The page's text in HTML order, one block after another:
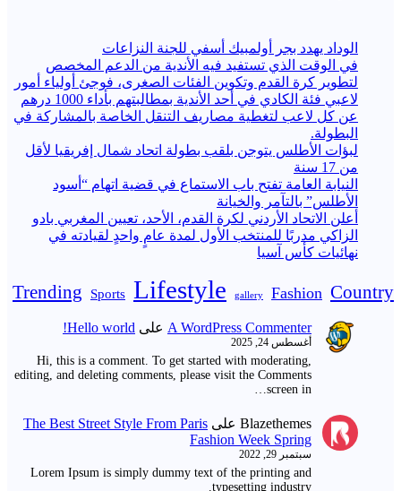
الوداد يهدد بجر أولمبيك أسفي للجنة النزاعات
في الوقت الذي تستفيد فيه الأندية من الدعم المخصص
لتطوير كرة القدم وتكوين الفئات الصغرى، فوجئ أولياء أمور
لاعبي فئة الكادي في أحد الأندية بمطالبتهم بأداء 1000 درهم
عن كل لاعب لتغطية مصاريف التنقل الخاصة بالمشاركة في
البطولة.
لبؤات الأطلس يتوجن بلقب بطولة اتحاد شمال إفريقيا لأقل
من 17 سنة
النيابة العامة تفتح باب الاستماع في قضية اتهام “أسود
الأطلس” بالتآمر والخيانة
أعلن الاتحاد الأردني لكرة القدم، الأحد، تعيين المغربي بادو
الزاكي مدربًا للمنتخب الأول لمدة عامٍ واحدٍ لقيادته ​في
نهائيات كأس آسيا
Country
Fashion
gallery
Lifestyle
Sports
Trending
A WordPress Commenter على Hello world!
أغسطس 24, 2025
Hi, this is a comment. To get started with moderating,
editing, and deleting comments, please visit the Comments
screen in…
Blazethemes على The Best Street Style From Paris
Fashion Week Spring
سبتمبر 29, 2022
Lorem Ipsum is simply dummy text of the printing and
typesetting industry.